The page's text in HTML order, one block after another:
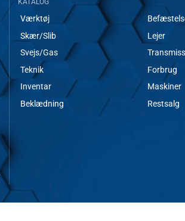
KATALOG
Værktøj
Skær/Slib
Svejs/Gas
Teknik
Inventar
Beklædning
Lejer
Forbrug
Maskiner
Restsalg